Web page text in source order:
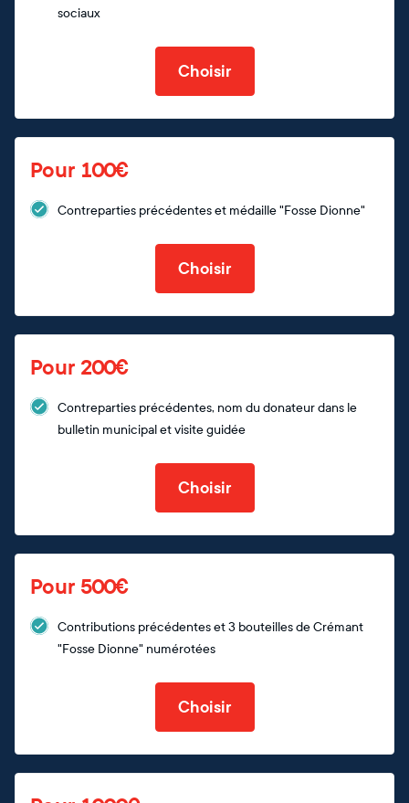
sociaux
Choisir
Pour 100€
Contreparties précédentes et médaille "Fosse Dionne"
Choisir
Pour 200€
Contreparties précédentes, nom du donateur dans le
bulletin municipal et visite guidée
Choisir
Pour 500€
Contributions précédentes et 3 bouteilles de Crémant
"Fosse Dionne" numérotées
Choisir